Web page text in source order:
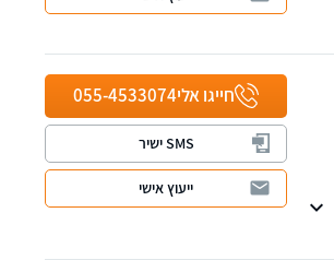
חייגו אלי055-4533074
SMS ישיר
ייעוץ אישי